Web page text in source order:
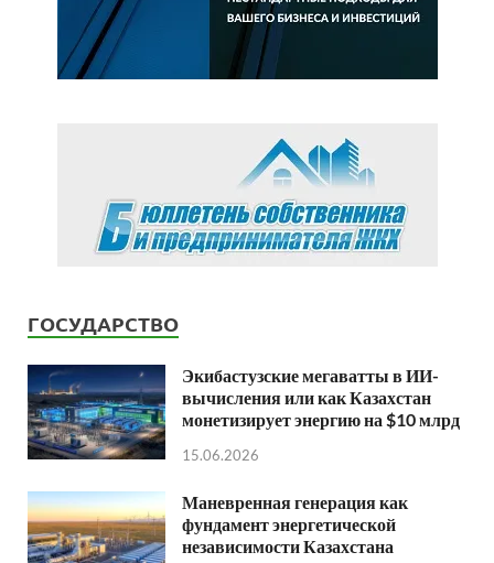
ГОСУДАРСТВО
Экибастузские мегаватты в ИИ-
вычисления или как Казахстан
монетизирует энергию на $10 млрд
15.06.2026
Маневренная генерация как
фундамент энергетической
независимости Казахстана